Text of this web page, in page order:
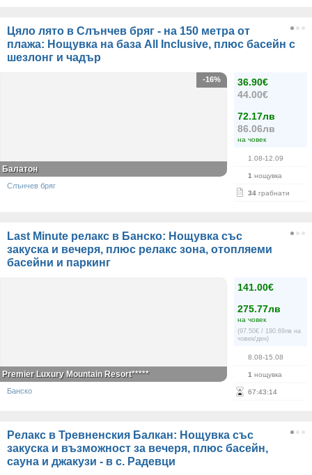
Цяло лято в Слънчев бряг - на 150 метра от
плажа: Нощувка на база All Inclusive, плюс басейн с
шезлонг и чадър
36.90€
44.00€
72.17лв
86.06лв
на човек
1.08-12.09
1 нощувка
34 грабнати
-16%
Балатон
Слънчев бряг
Last Minute релакс в Банско: Нощувка със
закуска и вечеря, плюс релакс зона, отопляеми
басейни и паркинг
141.00€
275.77лв
на човек
(97.50€ / 190.69лв на
човек/ден)
8.08-15.08
1 нощувка
67:43:14
Premier Luxury Mountain Resort*****
Банско
Релакс в Тревненския Балкан: Нощувка със
закуска и възможност за вечеря, плюс басейн,
сауна и джакузи - в с. Радевци